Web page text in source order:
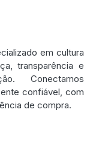
em cultura
transparência e
Conectamos
confiável, com
de compra.